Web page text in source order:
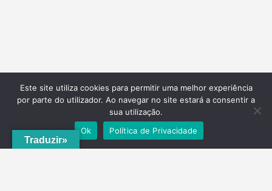
Traduzir»
Este site utiliza cookies para permitir uma melhor experiência
por parte do utilizador. Ao navegar no site estará a consentir a
sua utilização.
Ok
Política de Privacidade